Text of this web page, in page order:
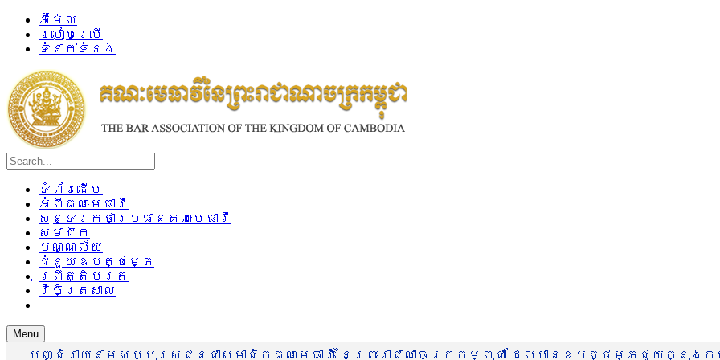
អ៊ីម៉ែល
របៀបប្រើ
ទំនាក់ទំនង
ទំព័រដើម
អំពីគណៈមេធាវី
សុន្ទរកថាប្រធានគណៈមេធាវី
សមាជិក
បណ្ណាល័យ
ជំនួយឧបត្ថម្ភ
ព្រឹត្តិបត្រ
វិចិត្រសាល
Menu
បញ្ជីរាយនាមសប្បុរសជនជាសមាជិកគណៈមេធាវី នៃព្រះរាជាណាចក្រកម្ពុជា ដែលបានឧបត្ថម្ភជួយក្នុង